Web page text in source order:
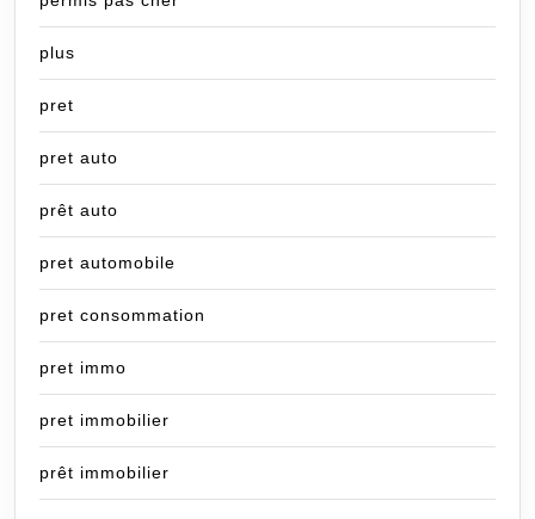
plus
pret
pret auto
prêt auto
pret automobile
pret consommation
pret immo
pret immobilier
prêt immobilier